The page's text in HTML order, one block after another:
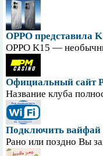
OPPO представила
OPPO K15 —
Официальный сайт
Название клуба
Подключить вайфай
Рано или поздно Вы